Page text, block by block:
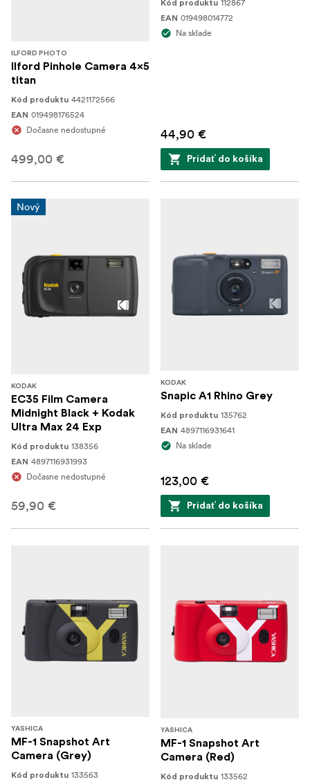
ILFORD PHOTO
Ilford Pinhole Camera 4x5
titan
Kód produktu 4421172566
EAN 019498176524
Dočasne nedostupné
499,00 €
Kód produktu 112867
EAN 019498014772
Na sklade
44,90 €
Pridať do košíka
Nový
KODAK
EC35 Film Camera
Midnight Black + Kodak
Ultra Max 24 Exp
Kód produktu 138356
EAN 4897116931993
Dočasne nedostupné
59,90 €
KODAK
Snapic A1 Rhino Grey
Kód produktu 135762
EAN 4897116931641
Na sklade
123,00 €
Pridať do košíka
YASHICA
MF-1 Snapshot Art
Camera (Grey)
Kód produktu 133563
YASHICA
MF-1 Snapshot Art
Camera (Red)
Kód produktu 133562